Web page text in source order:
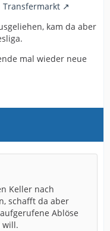
Transfermarkt
kam da aber
mal wieder neue
Keller nach
schafft da aber
Ablöse
will.